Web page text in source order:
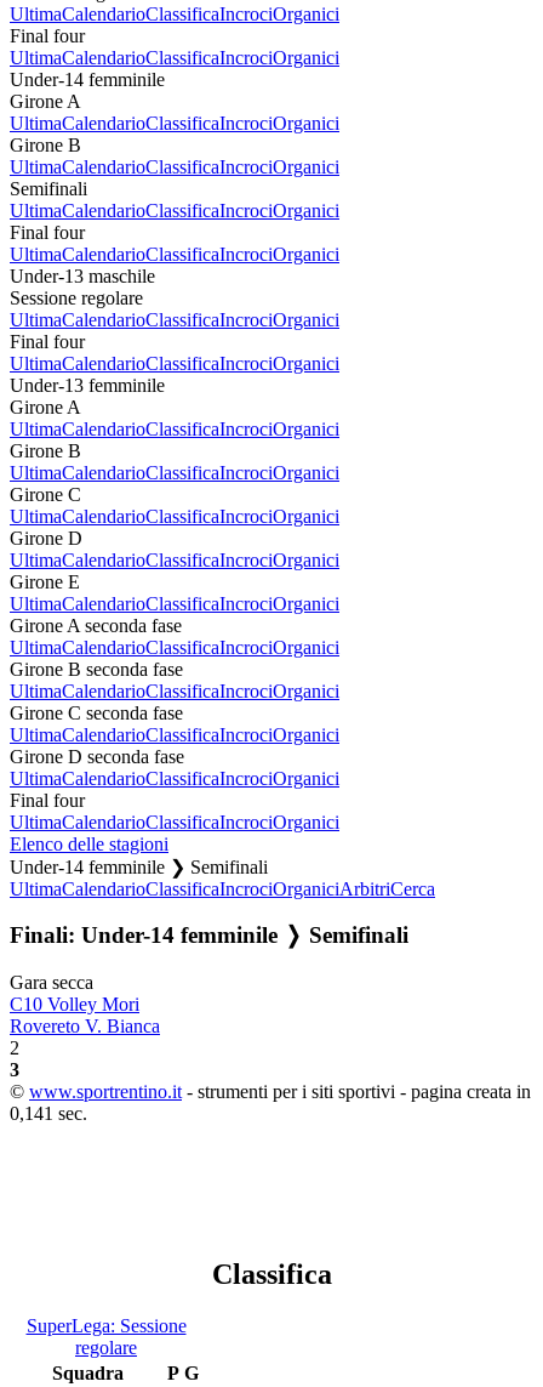
UltimaCalendarioClassificaIncrociOrganici
Final four
UltimaCalendarioClassificaIncrociOrganici
Under-14 femminile
Girone A
UltimaCalendarioClassificaIncrociOrganici
Girone B
UltimaCalendarioClassificaIncrociOrganici
Semifinali
UltimaCalendarioClassificaIncrociOrganici
Final four
UltimaCalendarioClassificaIncrociOrganici
Under-13 maschile
Sessione regolare
UltimaCalendarioClassificaIncrociOrganici
Final four
UltimaCalendarioClassificaIncrociOrganici
Under-13 femminile
Girone A
UltimaCalendarioClassificaIncrociOrganici
Girone B
UltimaCalendarioClassificaIncrociOrganici
Girone C
UltimaCalendarioClassificaIncrociOrganici
Girone D
UltimaCalendarioClassificaIncrociOrganici
Girone E
UltimaCalendarioClassificaIncrociOrganici
Girone A seconda fase
UltimaCalendarioClassificaIncrociOrganici
Girone B seconda fase
UltimaCalendarioClassificaIncrociOrganici
Girone C seconda fase
UltimaCalendarioClassificaIncrociOrganici
Girone D seconda fase
UltimaCalendarioClassificaIncrociOrganici
Final four
UltimaCalendarioClassificaIncrociOrganici
Elenco delle stagioni
Under-14 femminile ❯ Semifinali
UltimaCalendarioClassificaIncrociOrganiciArbitriCerca
Finali: Under-14 femminile ❭ Semifinali
Gara secca
C10 Volley Mori
Rovereto V. Bianca
2
3
© www.sportrentino.it - strumenti per i siti sportivi - pagina creata in
0,141 sec.
Classifica
SuperLega: Sessione
regolare
Squadra
P G